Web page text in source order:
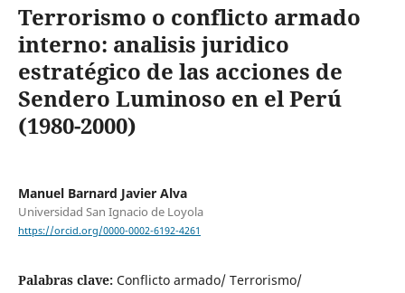
Terrorismo o conflicto armado
interno: analisis juridico
estratégico de las acciones de
Sendero Luminoso en el Perú
(1980-2000)
Manuel Barnard Javier Alva
Universidad San Ignacio de Loyola
https://orcid.org/0000-0002-6192-4261
Palabras clave: Conflicto armado/ Terrorismo/